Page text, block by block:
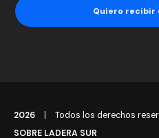
2026
Todos los derechos
SOBRE LADERA SUR